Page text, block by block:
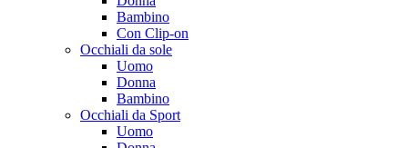
Bambino
Con Clip-on
Occhiali da sole
Uomo
Donna
Bambino
Occhiali da Sport
Uomo